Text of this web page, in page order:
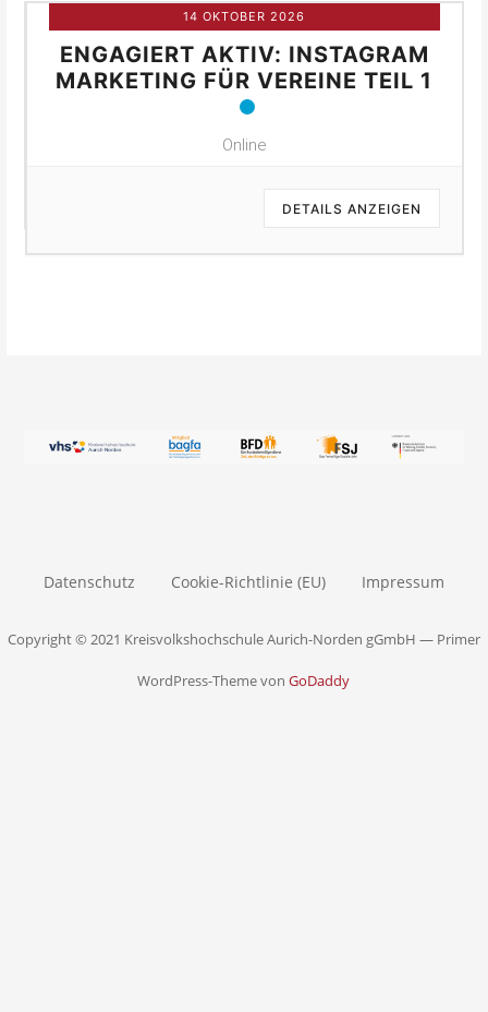
14 OKTOBER 2026
ENGAGIERT AKTIV: INSTAGRAM
MARKETING FÜR VEREINE TEIL 1
Online
DETAILS ANZEIGEN
Datenschutz Cookie-Richtlinie (EU) Impressum
Copyright © 2021 Kreisvolkshochschule Aurich-Norden gGmbH — Primer
WordPress-Theme vonGoDaddy